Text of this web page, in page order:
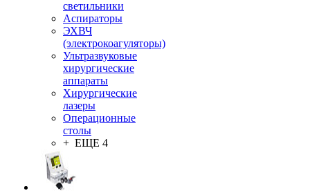
светильники
Аспираторы
ЭХВЧ
(электрокоагуляторы)
Ультразвуковые
хирургические
аппараты
Хирургические
лазеры
Операционные
столы
+ ЕЩЕ 4